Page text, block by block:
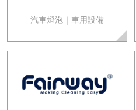
汽車燈泡｜車用設備